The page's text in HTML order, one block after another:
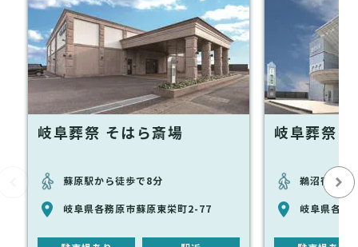
岐阜葬祭 そはら斎場
蘇原駅から徒歩で8分
岐阜県各務原市蘇原東栄町2-77
岐阜葬祭
鵜沼宿駅か
岐阜県各務